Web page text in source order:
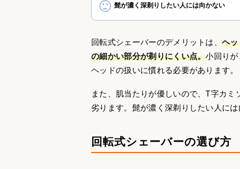
髭が濃く深剃りしたい人には向かない
回転式シェーバーのデメリットは、ヘッ
の細かい部分が剃りにくい点。小回り
ヘッドの扱いに慣れる必要があります。
また、肌当たりが優しいので、T字カ
劣ります。髭が濃く深剃りしたい人には
回転式シェーバーの選び方